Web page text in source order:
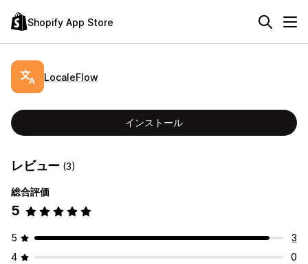
Shopify App Store
LocaleFlow
インストール
レビュー (3)
総合評価
5
5
3
4
0